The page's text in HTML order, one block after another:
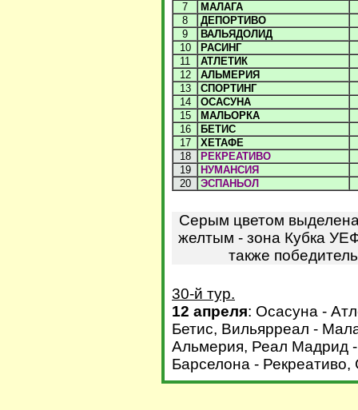
7
МАЛАГА
8
ДЕПОРТИВО
9
ВАЛЬЯДОЛИД
10
РАСИНГ
11
АТЛЕТИК
12
АЛЬМЕРИЯ
13
СПОРТИНГ
14
ОСАСУНА
15
МАЛЬОРКА
16
БЕТИС
17
ХЕТАФЕ
18
РЕКРЕАТИВО
19
НУМАНСИЯ
20
ЭСПАНЬОЛ
Серым цветом
желтым - зона Кубка
также
30-й тур.
12 апреля: Осасуна -
Бетис, Вильярреал -
Альмерия, Реал Мадрид
Барселона -